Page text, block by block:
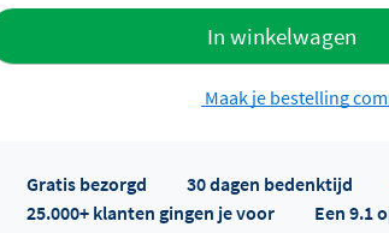
In winkelwagen
Toevoegen aan offerte
Maak je bestelling
Gratis bezorgd 30 dagen bedenktijd
25.000+ klanten gingen je voor
Een 9.1